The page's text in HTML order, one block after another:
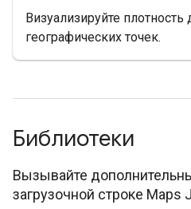
Визуализируйте
географических точек.
Библиотеки
Вызывайте
загрузочной строке Maps